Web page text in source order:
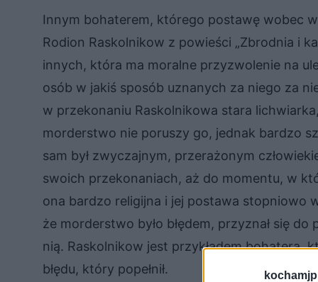
Innym bohaterem, którego postawę wobec
Rodion Raskolnikow z powieści „Zbrodnia i
innych, która ma moralne przyzwolenie na
osób w jakiś sposób uznanych za niego za
w przekonaniu Raskolnikowa stara
morderstwo nie poruszy go, jednak bardzo
sam był zwyczajnym, przerażonym
swoich przekonaniach, aż do momentu, w
ona bardzo religijna i jej postawa stopniowo
że morderstwo było błędem, przyznał się
nią. Raskolnikow jest przykładem bohatera,
błędu, który popełnił.